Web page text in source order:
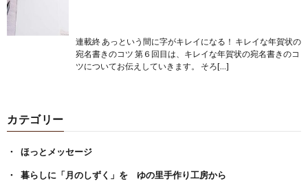
連載終 あっという間に字がキレイになる！ キレイな年賀状の
宛名書きのコツ 第６回目は、キレイな年賀状の宛名書きのコ
ツについてお伝えしていきます。 そろ[…]
カテゴリー
ほっとメッセージ
暮らしに「月のしずく」を ゆの里手作り工房から